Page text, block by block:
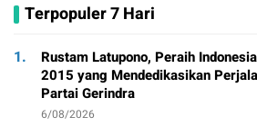
Terpopuler 7 Hari
1.
Rustam Latupono, Peraih
2015 yang Mendedikasikan
Partai Gerindra
6/08/2026